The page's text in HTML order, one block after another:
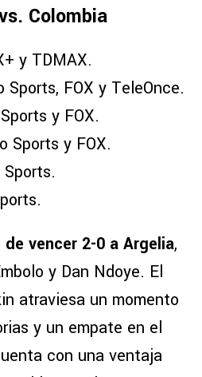
Colombia
y TDMAX.
Sports, FOX y TeleOnce.
y FOX.
Sports y FOX.
vencer 2-0 a Argelia,
y Dan Ndoye. El
atraviesa un momento
y un empate en el
con una ventaja